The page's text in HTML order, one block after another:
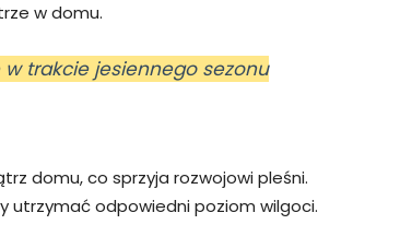
w domu.
trakcie jesiennego sezonu
domu, co sprzyja rozwojowi pleśni.
utrzymać odpowiedni poziom wilgoci.